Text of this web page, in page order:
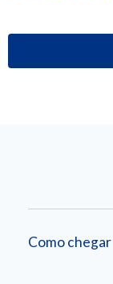
Como chegar